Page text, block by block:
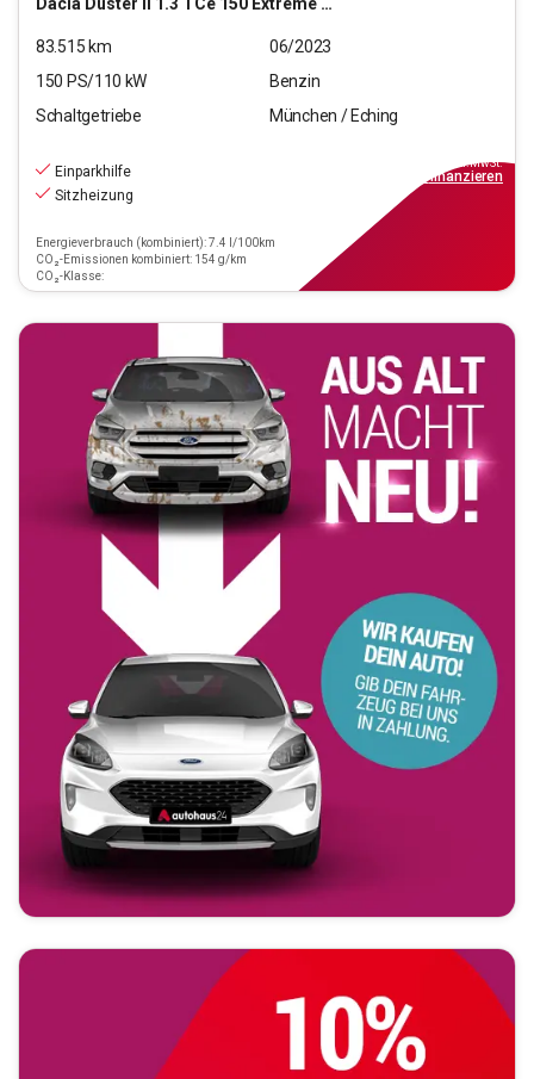
83.515 km
06/2023
150 PS/110 kW
Benzin
Schaltgetriebe
München / Eching
Einparkhilfe
Sitzheizung
Energieverbrauch (kombiniert): 7.4 l/100km
CO₂-Emissionen kombiniert: 154 g/km
CO₂-Klasse:
inkl.MwSt.
finanzieren